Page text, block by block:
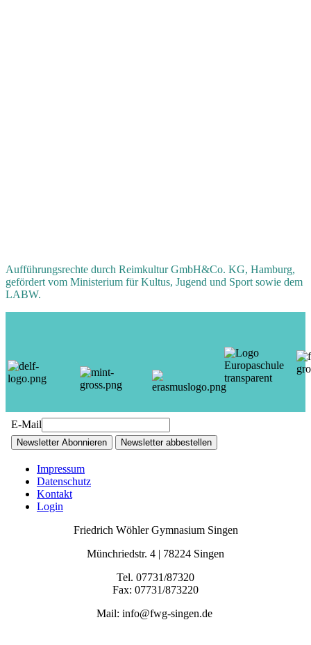
Aufführungsrechte durch Reimkultur GmbH&Co. KG, Hamburg,
gefördert vom Ministerium für Kultus, Jugend und Sport sowie dem
LABW.
E-Mail
Newsletter Abonnieren Newsletter abbestellen
Impressum
Datenschutz
Kontakt
Login
Friedrich Wöhler Gymnasium Singen
Münchriedstr. 4 | 78224 Singen
Tel. 07731/87320
Fax: 07731/873220
Mail: info@fwg-singen.de